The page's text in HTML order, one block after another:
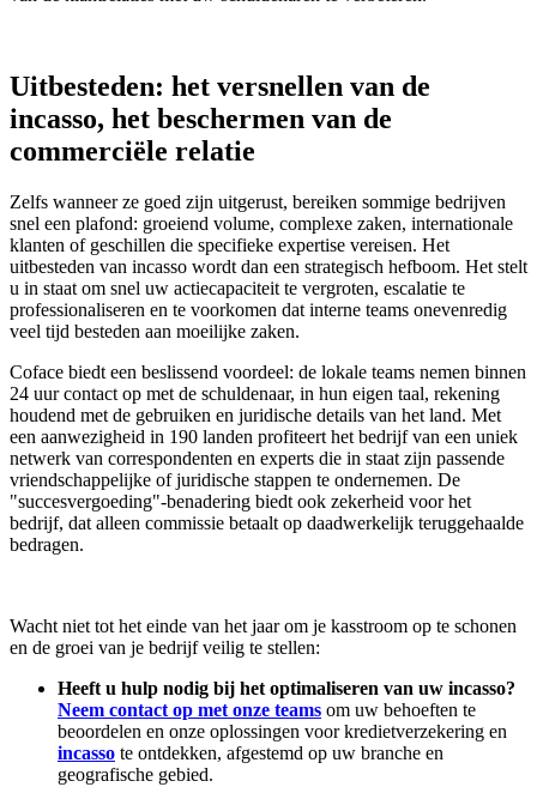
Uitbesteden: het versnellen van de
incasso, het beschermen van de
commerciële relatie
Zelfs wanneer ze goed zijn uitgerust, bereiken sommige bedrijven
snel een plafond: groeiend volume, complexe zaken, internationale
klanten of geschillen die specifieke expertise vereisen. Het
uitbesteden van incasso wordt dan een strategisch hefboom. Het stelt
u in staat om snel uw actiecapaciteit te vergroten, escalatie te
professionaliseren en te voorkomen dat interne teams onevenredig
veel tijd besteden aan moeilijke zaken.
Coface biedt een beslissend voordeel: de lokale teams nemen binnen
24 uur contact op met de schuldenaar, in hun eigen taal, rekening
houdend met de gebruiken en juridische details van het land. Met
een aanwezigheid in 190 landen profiteert het bedrijf van een uniek
netwerk van correspondenten en experts die in staat zijn passende
vriendschappelijke of juridische stappen te ondernemen. De
"succesvergoeding"-benadering biedt ook zekerheid voor het
bedrijf, dat alleen commissie betaalt op daadwerkelijk teruggehaalde
bedragen.
Wacht niet tot het einde van het jaar om je kasstroom op te schonen
en de groei van je bedrijf veilig te stellen:
Heeft u hulp nodig bij het optimaliseren van uw incasso?
Neem contact op met onze teams om uw behoeften te
beoordelen en onze oplossingen voor kredietverzekering en
incasso te ontdekken, afgestemd op uw branche en
geografische gebied.